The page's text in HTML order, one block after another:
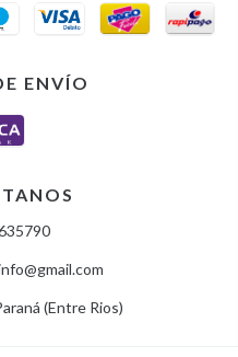
ENVÍO
(Entre Rios)